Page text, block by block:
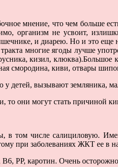
мнение, что чем больше
организм не усвоит,
и диарею. Но и это еще
многие ягоды лучше
кизил,
смородина, киви, отвары
детей, вызывают земляника,
то они могут стать причиной
в том числе салициловую.
при заболеваниях ЖКТ ее в
РР, каротин. Очень